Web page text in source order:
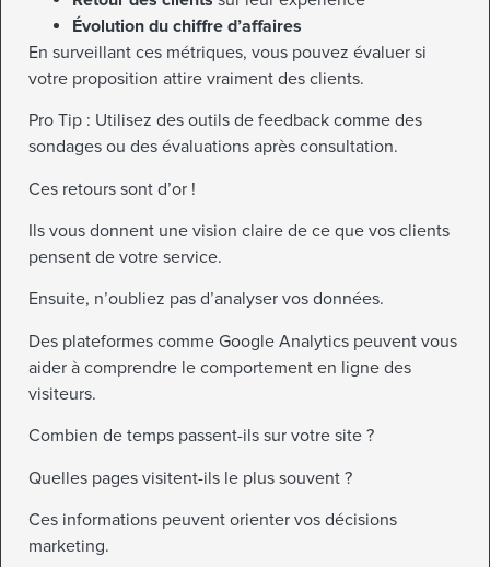
Évolution du chiffre d’affaires
En surveillant ces métriques, vous pouvez évaluer si
votre proposition attire vraiment des clients.
Pro Tip : Utilisez des outils de feedback comme des
sondages ou des évaluations après consultation.
Ces retours sont d’or !
Ils vous donnent une vision claire de ce que vos clients
pensent de votre service.
Ensuite, n’oubliez pas d’analyser vos données.
Des plateformes comme Google Analytics peuvent vous
aider à comprendre le comportement en ligne des
visiteurs.
Combien de temps passent-ils sur votre site ?
Quelles pages visitent-ils le plus souvent ?
Ces informations peuvent orienter vos décisions
marketing.